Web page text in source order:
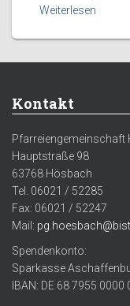
Weiterlesen
Kontakt
Pfarreiengemeinschaft
Hauptstraße 98
63768 Hösbach
Tel. 06021 / 52285
Fax: 06021 / 52247
Mail:
Spendenkonto:
Sparkasse
IBAN: DE 68 7955